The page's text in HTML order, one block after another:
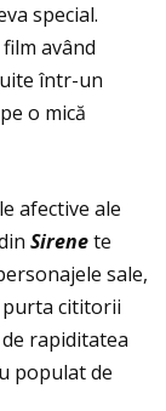
special.
având
într-un
o mică
afective ale
Sirenete
sale,
cititorii
rapiditatea
populat de